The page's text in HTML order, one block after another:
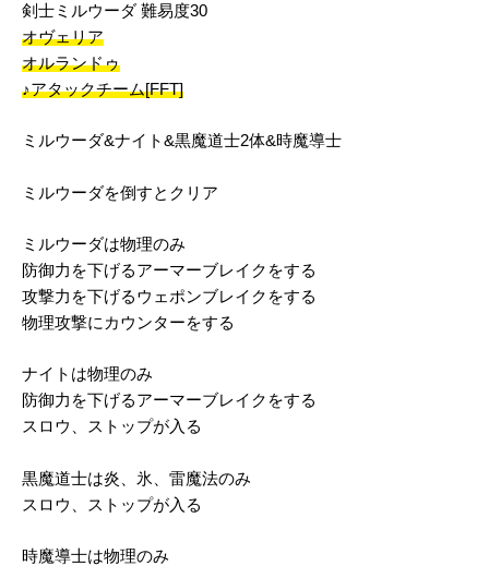
剣士ミルウーダ 難易度30
オヴェリア
オルランドゥ
♪アタックチーム[FFT]
ミルウーダ&ナイト&黒魔道士2体&時魔導士
ミルウーダを倒すとクリア
ミルウーダは物理のみ
防御力を下げるアーマーブレイクをする
攻撃力を下げるウェポンブレイクをする
物理攻撃にカウンターをする
ナイトは物理のみ
防御力を下げるアーマーブレイクをする
スロウ、ストップが入る
黒魔道士は炎、氷、雷魔法のみ
スロウ、ストップが入る
時魔導士は物理のみ